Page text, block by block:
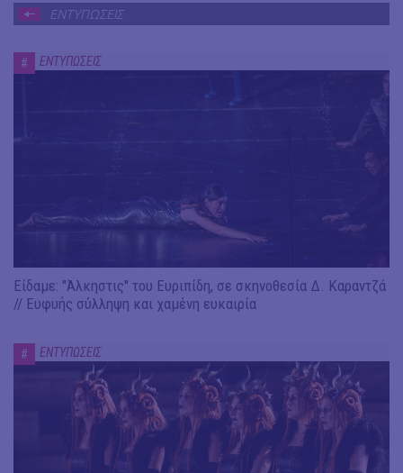
ΕΝΤΥΠΩΣΕΙΣ
# ΕΝΤΥΠΩΣΕΙΣ
Είδαμε: "Άλκηστις" του Ευριπίδη, σε σκηνοθεσία Δ. Καραντζά
// Ευφυής σύλληψη και χαμένη ευκαιρία
# ΕΝΤΥΠΩΣΕΙΣ